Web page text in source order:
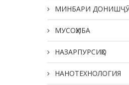
МИНБАРИ
МУСОҲИБА
НАЗАРПУРСИҲО
НАНОТЕХНОЛОГИЯ